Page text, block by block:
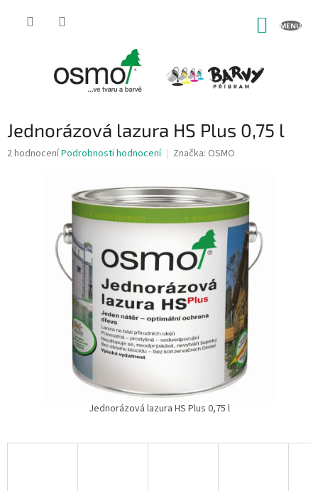
Jednorázová lazura HS Plus 0,75 l
Průměrné
2 hodnoceníPodrobnosti hodnocení Značka: OSMO
Jednorázová lazura HS Plus 0,75 l